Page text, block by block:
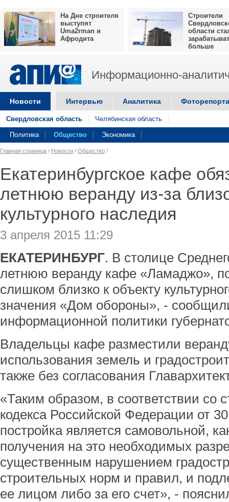
На Дне строителя
выступят
Uma2rman и
Афродита
Строители
области
больше
Информационно-
Новости Интервью Аналитика
Свердловская область Челябинская область
Политика Общество Экономика
Главная страница / Новости / Общество /
Екатеринбургское кафе
летнюю веранду из-за
культурного наследия
3 апреля 2015 11:29
ЕКАТЕРИНБУРГ. В столице
летнюю веранду кафе «Ламаджо»,
слишком близко к объекту
значения «Дом обороны», -
информационной политики
Владельцы кафе разместили
использования земель и
также без согласования
«Таким образом, в соответствии со
кодекса Российской Федерации от
постройка является самовольной,
получения на это необходимых
существенным нарушением
строительных норм и правил, и
ее лицом либо за его счет», -